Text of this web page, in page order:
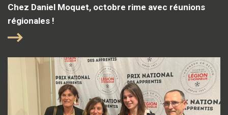
Chez Daniel Moquet, octobre rime avec réunions
régionales !